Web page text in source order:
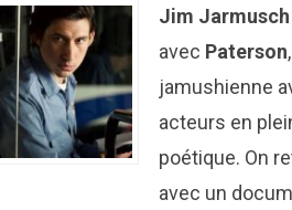
Jim Jarmusch
avec Paterson
jamushienne
acteurs en
poétique. On
avec un